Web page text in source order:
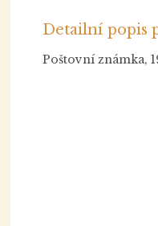
Detailní popis
Poštovní známka,